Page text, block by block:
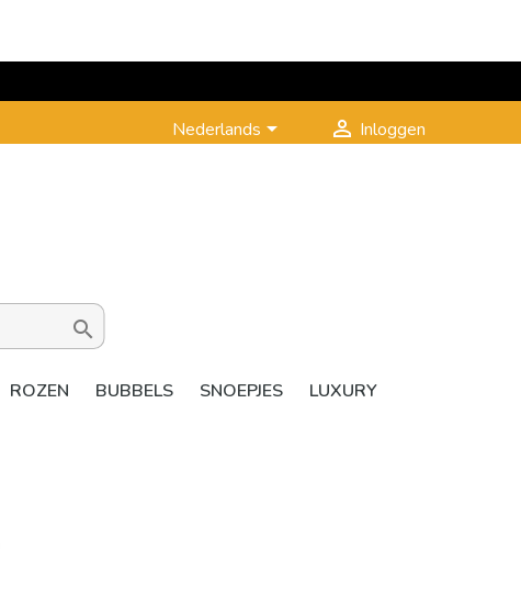
Nederlands  Inloggen

ROZEN BUBBELS SNOEPJES
LUXURY